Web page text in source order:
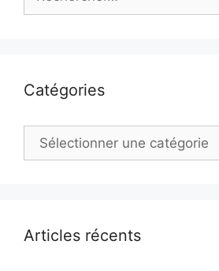
Catégories
Catégories
Articles récents